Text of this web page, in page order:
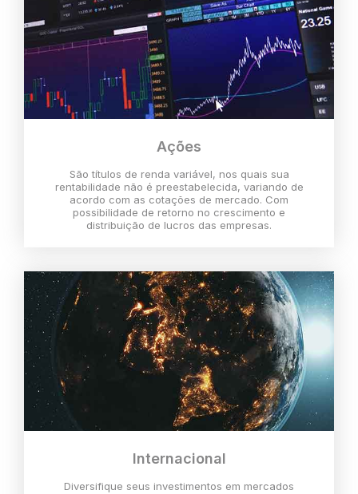
Ações
São títulos de renda variável, nos quais sua
rentabilidade não é preestabelecida, variando de
acordo com as cotações de mercado. Com
possibilidade de retorno no crescimento e
distribuição de lucros das empresas.
Internacional
Diversifique seus investimentos em mercados